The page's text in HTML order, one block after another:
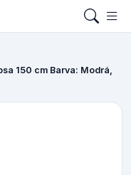
150 cm Barva: Modrá,